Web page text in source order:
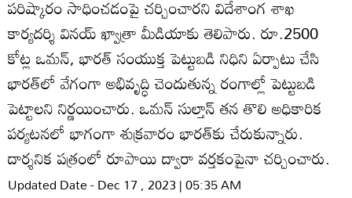
పరిష్కారం సాధించడంపై చర్చించారని విదేశాంగ శాఖ
కార్యదర్శి వినయ్‌ ఖ్వాత్రా మీడియాకు తెలిపారు. రూ.2500
కోట్ల ఒమన్‌, భారత్‌ సంయుక్త పెట్టుబడి నిధిని ఏర్పాటు చేసి
భారత్‌లో వేగంగా అభివృద్ధి చెందుతున్న రంగాల్లో పెట్టుబడి
పెట్టాలని నిర్ణయించారు. ఒమన్‌ సుల్తాన్‌ తన తొలి అధికారిక
పర్యటనలో భాగంగా శుక్రవారం భారత్‌కు చేరుకున్నారు.
దార్శనిక పత్రంలో రూపాయి ద్వారా వర్తకంపైనా చర్చించారు.
Updated Date - Dec 17 , 2023 | 05:35 AM